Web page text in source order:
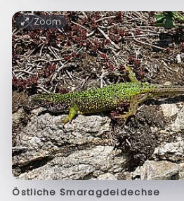
Zoom
Östliche Smaragdeidechse